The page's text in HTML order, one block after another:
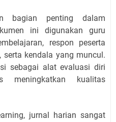
bagian penting dalam
ini digunakan guru
respon peserta
kendala yang muncul.
sebagai alat evaluasi diri
kualitas
jurnal harian sangat